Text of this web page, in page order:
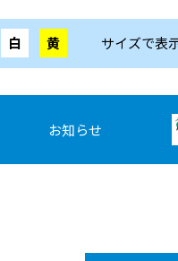
白 黄 サイズで表
お知らせ